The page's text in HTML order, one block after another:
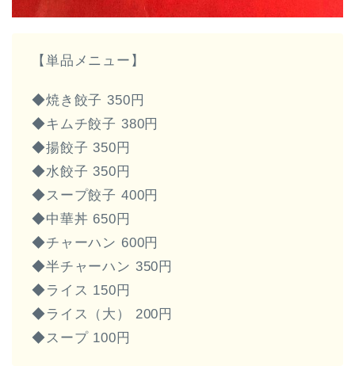
【単品メニュー】
◆焼き餃子 350円
◆キムチ餃子 380円
◆揚餃子 350円
◆水餃子 350円
◆スープ餃子 400円
◆中華丼 650円
◆チャーハン 600円
◆半チャーハン 350円
◆ライス 150円
◆ライス（大） 200円
◆スープ 100円